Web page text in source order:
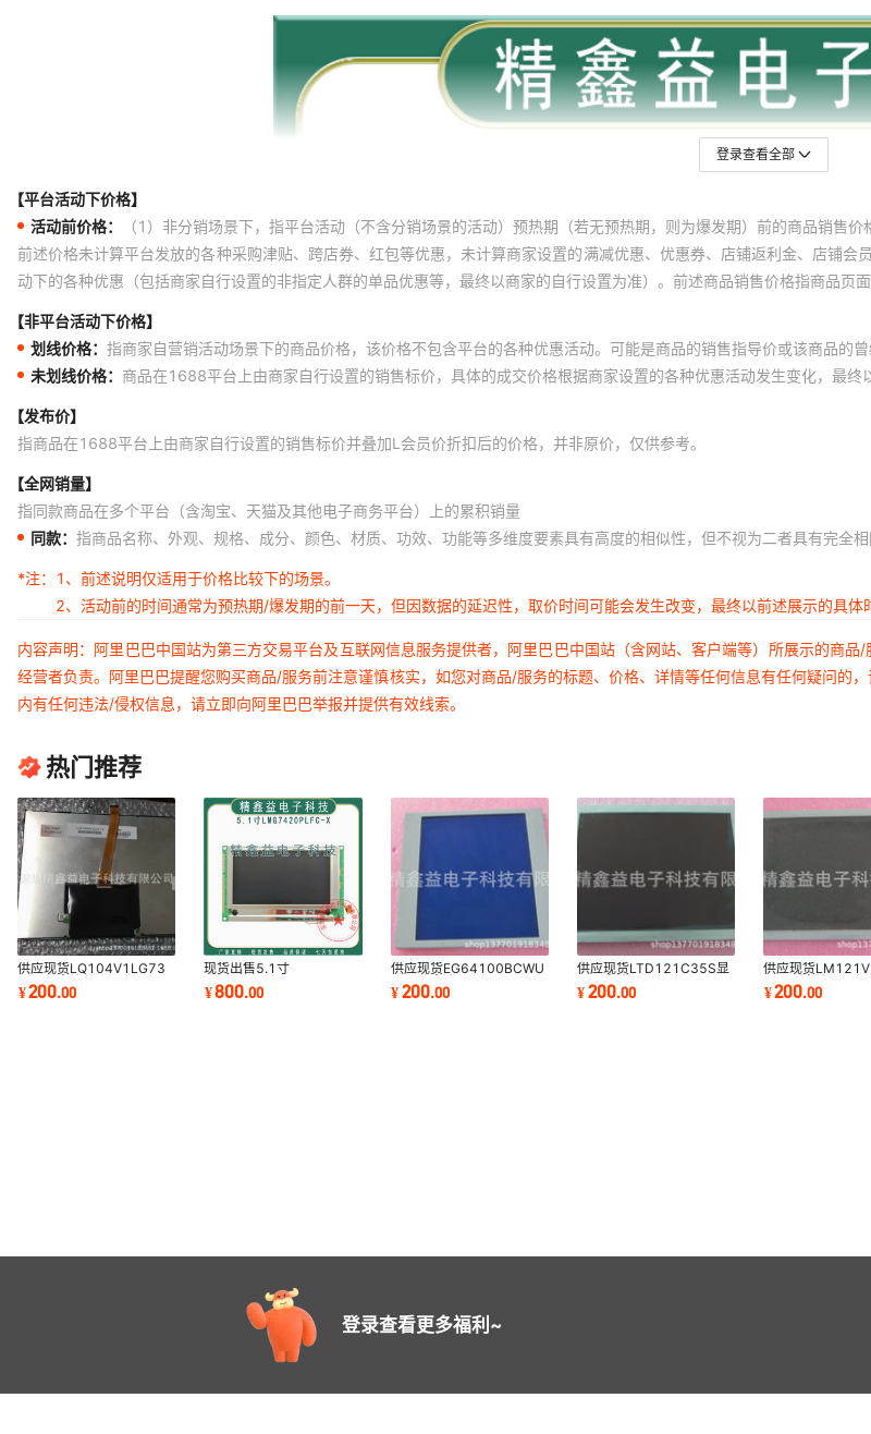
登录查看全部
【平台活动下价格】
活动前价格：
（1）非分销场景下，指平台活动（不含分销场景的活动）预热期（若无预热期，则为爆发期）前的商品销
前述价格未计算平台发放的各种采购津贴、跨店券、红包等优惠，未计算商家设置的满减优惠、优惠券、店铺返利金、店铺
动下的各种优惠（包括商家自行设置的非指定人群的单品优惠等，最终以商家的自行设置为准）。前述商品销售价格指商品页
【非平台活动下价格】
划线价格： 指商家自营销活动场景下的商品价格，该价格不包含平台的各种优惠活动。可能是商品的销售指导价或该商品的
未划线价格： 商品在1688平台上由商家自行设置的销售标价，具体的成交价格根据商家设置的各种优惠活动发生变化，最终
【发布价】
指商品在1688平台上由商家自行设置的销售标价并叠加L会员价折扣后的价格，并非原价，仅供参考。
【全网销量】
指同款商品在多个平台（含淘宝、天猫及其他电子商务平台）上的累积销量
同款： 指商品名称、外观、规格、成分、颜色、材质、功效、功能等多维度要素具有高度的相似性，但不视为二者具有完全相
*注：
1、前述说明仅适用于价格比较下的场景。
2、活动前的时间通常为预热期/爆发期的前一天，但因数据的延迟性，取价时间可能会发生改变，最终以前述展示的具体
内容声明：阿里巴巴中国站为第三方交易平台及互联网信息服务提供者，阿里巴巴中国站（含网站、客户端等）所展示的商
经营者负责。阿里巴巴提醒您购买商品/服务前注意谨慎核实，如您对商品/服务的标题、价格、详情等任何信息有任何疑问的
内有任何违法/侵权信息，请立即向阿里巴巴举报并提供有效线索。
热门推荐
供应现货LQ104V1LG73
显示屏商议价
¥200.00
现货出售5.1寸
LMG7410PLFC,LMG7412PLFF,LMG7402PLFF
显示屏商议价
¥800.00
供应现货EG64100BCWU
显示屏商议价
¥200.00
供应现货LTD121C35S显
示屏商议价
¥200.00
供应现货
显示屏商议价
¥200.00
登录查看更多福利~